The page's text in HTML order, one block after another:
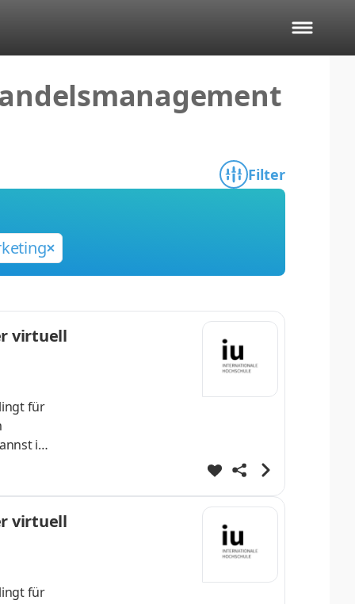
Filter
virtuell
für
im
virtuell
für